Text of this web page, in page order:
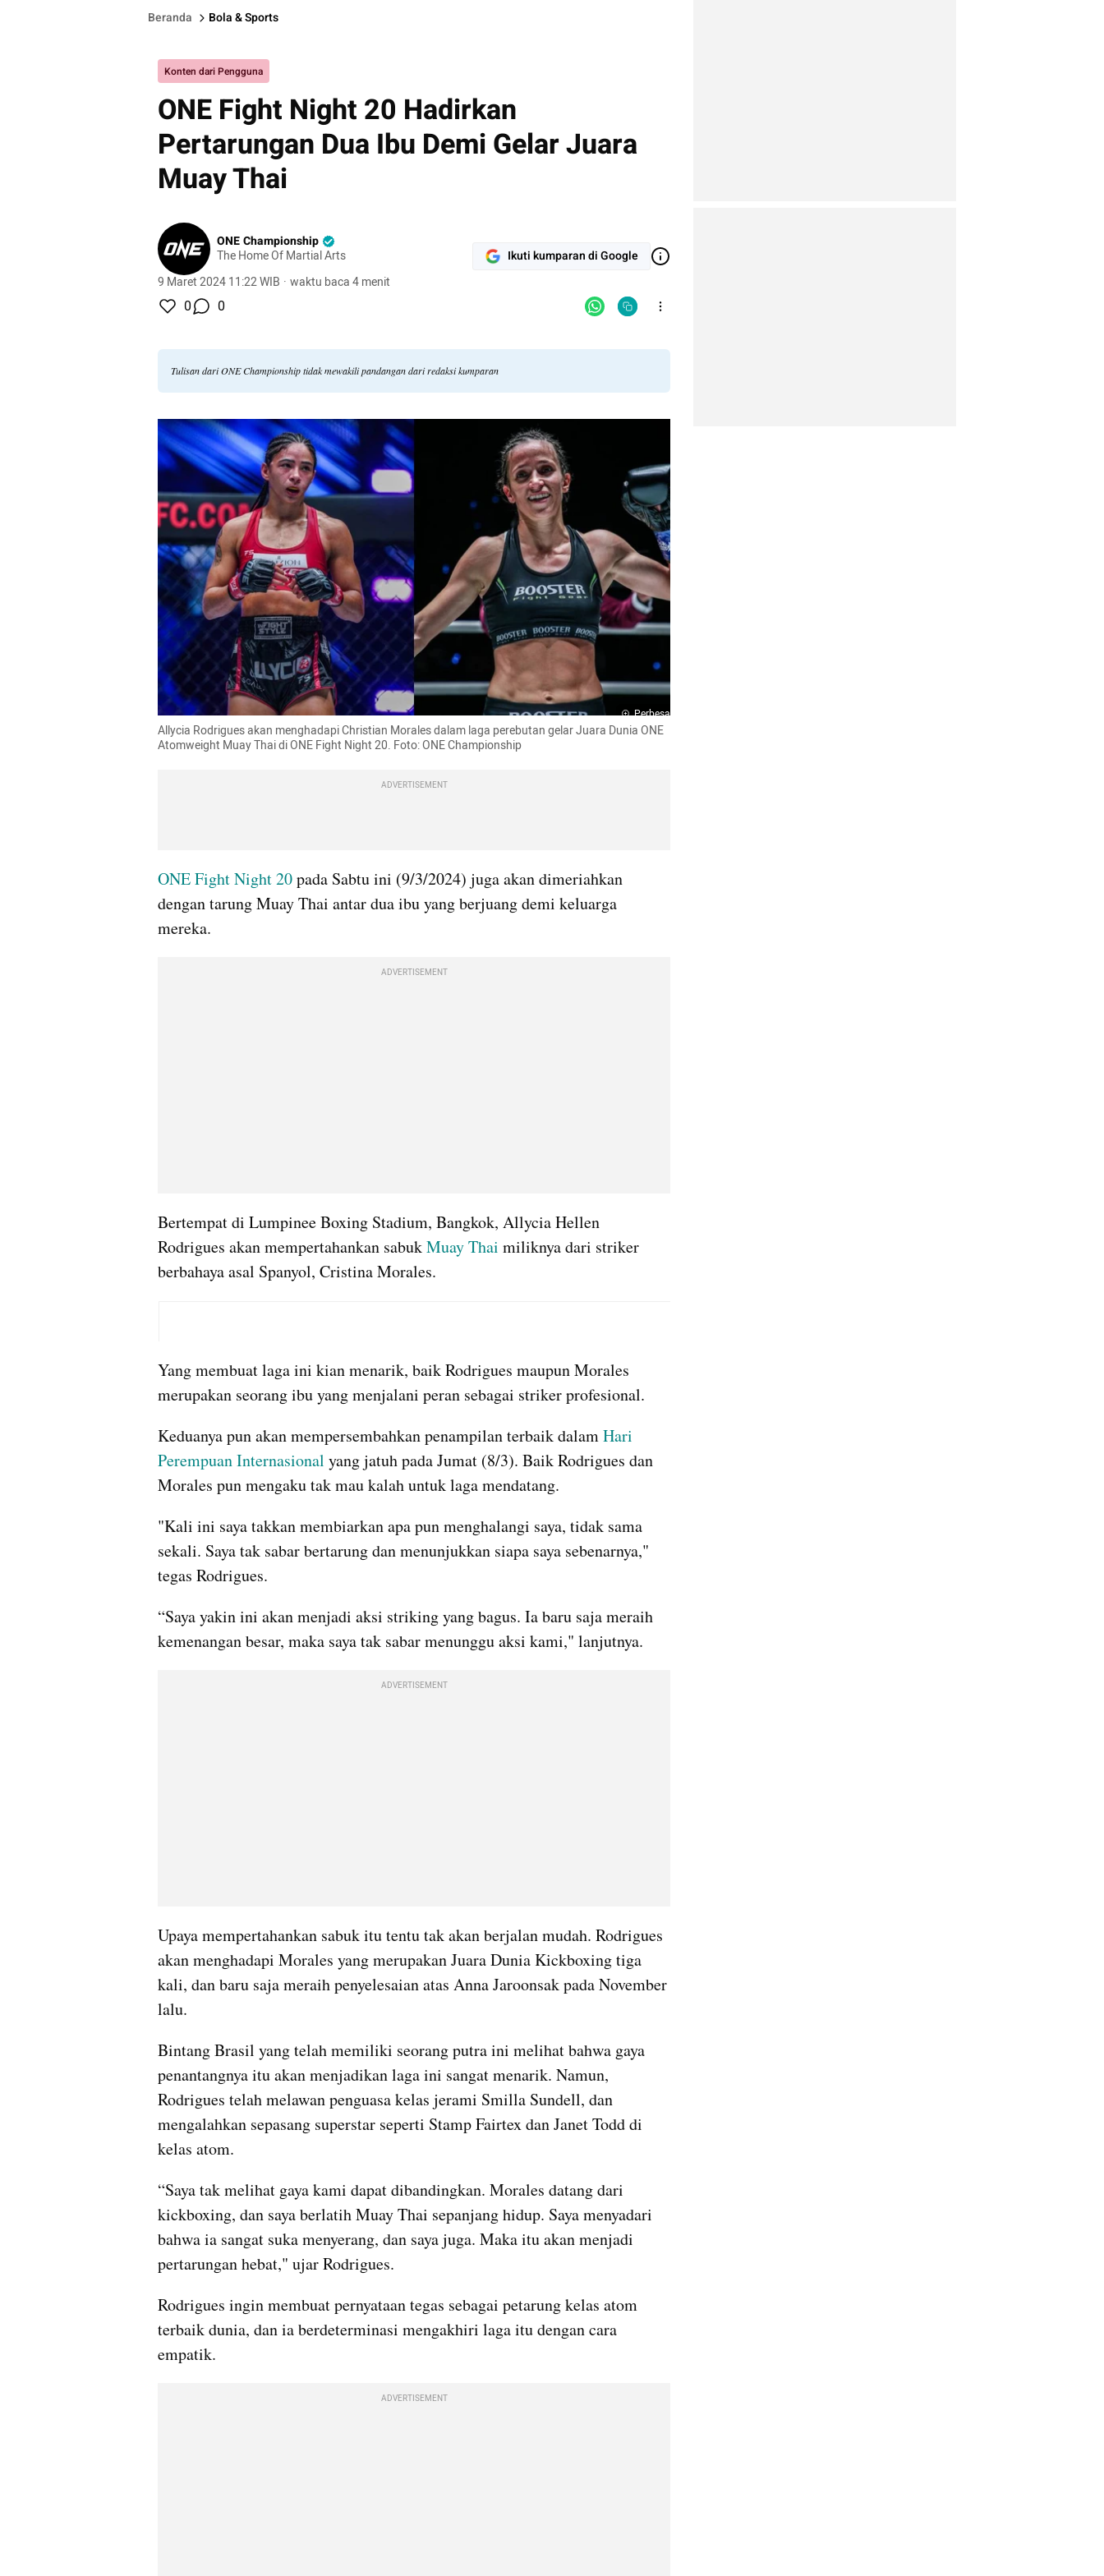
Beranda Bola & Sports
Konten dari Pengguna
ONE Fight Night 20 Hadirkan
Pertarungan Dua Ibu Demi Gelar Juara
Muay Thai
ONE Championship
The Home Of Martial Arts
9 Maret 2024 11:22 WIB · waktu baca 4 menit
Ikuti kumparan di Google
0 0
Tulisan dari ONE Championship tidak mewakili pandangan dari redaksi kumparan
Perbesar
Allycia Rodrigues akan menghadapi Christian Morales dalam laga perebutan gelar Juara Dunia ONE
Atomweight Muay Thai di ONE Fight Night 20. Foto: ONE Championship
ADVERTISEMENT
ONE Fight Night 20 pada Sabtu ini (9/3/2024) juga akan dimeriahkan
dengan tarung Muay Thai antar dua ibu yang berjuang demi keluarga
mereka.
ADVERTISEMENT
Bertempat di Lumpinee Boxing Stadium, Bangkok, Allycia Hellen
Rodrigues akan mempertahankan sabuk Muay Thai miliknya dari striker
berbahaya asal Spanyol, Cristina Morales.
Yang membuat laga ini kian menarik, baik Rodrigues maupun Morales
merupakan seorang ibu yang menjalani peran sebagai striker profesional.
Keduanya pun akan mempersembahkan penampilan terbaik dalam Hari
Perempuan Internasional yang jatuh pada Jumat (8/3). Baik Rodrigues dan
Morales pun mengaku tak mau kalah untuk laga mendatang.
"Kali ini saya takkan membiarkan apa pun menghalangi saya, tidak sama
sekali. Saya tak sabar bertarung dan menunjukkan siapa saya sebenarnya,"
tegas Rodrigues.
“Saya yakin ini akan menjadi aksi striking yang bagus. Ia baru saja meraih
kemenangan besar, maka saya tak sabar menunggu aksi kami," lanjutnya.
ADVERTISEMENT
Upaya mempertahankan sabuk itu tentu tak akan berjalan mudah. Rodrigues
akan menghadapi Morales yang merupakan Juara Dunia Kickboxing tiga
kali, dan baru saja meraih penyelesaian atas Anna Jaroonsak pada November
lalu.
Bintang Brasil yang telah memiliki seorang putra ini melihat bahwa gaya
penantangnya itu akan menjadikan laga ini sangat menarik. Namun,
Rodrigues telah melawan penguasa kelas jerami Smilla Sundell, dan
mengalahkan sepasang superstar seperti Stamp Fairtex dan Janet Todd di
kelas atom.
“Saya tak melihat gaya kami dapat dibandingkan. Morales datang dari
kickboxing, dan saya berlatih Muay Thai sepanjang hidup. Saya menyadari
bahwa ia sangat suka menyerang, dan saya juga. Maka itu akan menjadi
pertarungan hebat," ujar Rodrigues.
Rodrigues ingin membuat pernyataan tegas sebagai petarung kelas atom
terbaik dunia, dan ia berdeterminasi mengakhiri laga itu dengan cara
empatik.
ADVERTISEMENT